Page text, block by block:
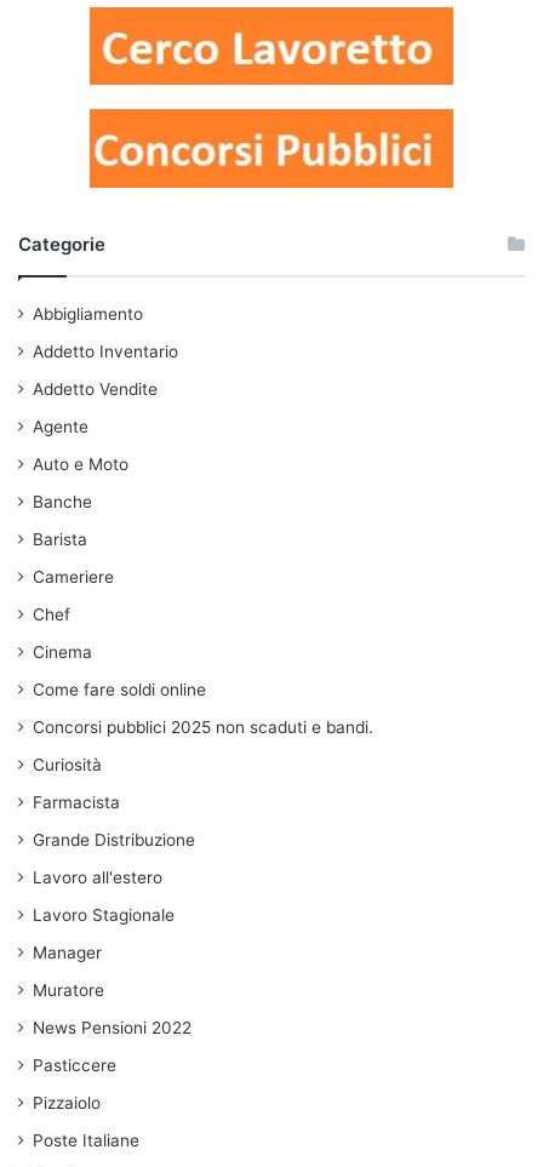
Categorie
Abbigliamento
Addetto Inventario
Addetto Vendite
Agente
Auto e Moto
Banche
Barista
Cameriere
Chef
Cinema
Come fare soldi online
Concorsi pubblici 2025 non scaduti e bandi.
Curiosità
Farmacista
Grande Distribuzione
Lavoro all'estero
Lavoro Stagionale
Manager
Muratore
News Pensioni 2022
Pasticcere
Pizzaiolo
Poste Italiane